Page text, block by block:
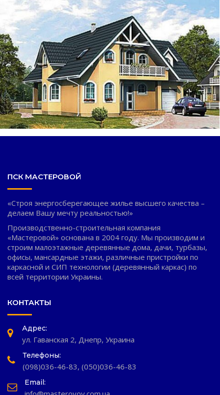
ПСК МАСТЕРОВОЙ
«Строя энергосберегающее жилье высшего качества –
делаем Вашу мечту реальностью!»
Производственно-строительная компания
«Мастеровой» основана в 2004 году. Мы производим и
строим малоэтажные деревянные дома, дачи, турбазы,
офисы, мансардные этажи, различные пристройки по
каркасной и СИП технологии (деревянный каркас) по
всей территории Украины.
КОНТАКТЫ
Адрес:
ул. Гаванская 2, Днепр, Украина
Телефоны:
(098)036-46-83, (050)036-46-83
Email: